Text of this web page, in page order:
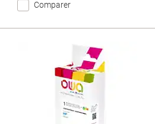
Comparer